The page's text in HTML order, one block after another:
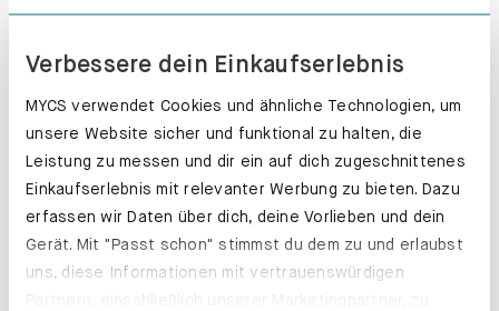
Verbessere dein Einkaufserlebnis
MYCS verwendet Cookies und ähnliche Technologien, um
unsere Website sicher und funktional zu halten, die
Leistung zu messen und dir ein auf dich zugeschnittenes
Einkaufserlebnis mit relevanter Werbung zu bieten. Dazu
erfassen wir Daten über dich, deine Vorlieben und dein
Gerät. Mit "Passt schon" stimmst du dem zu und erlaubst
uns, diese Informationen mit vertrauenswürdigen
Erfahre mehr